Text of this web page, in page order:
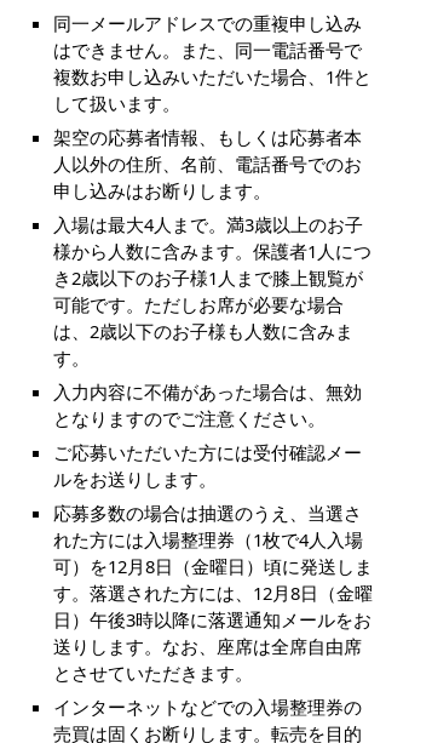
同一メールアドレスでの重複申し込み
はできません。また、同一電話番号で
複数お申し込みいただいた場合、1件と
して扱います。
架空の応募者情報、もしくは応募者本
人以外の住所、名前、電話番号でのお
申し込みはお断りします。
入場は最大4人まで。満3歳以上のお子
様から人数に含みます。保護者1人につ
き2歳以下のお子様1人まで膝上観覧が
可能です。ただしお席が必要な場合
は、2歳以下のお子様も人数に含みま
す。
入力内容に不備があった場合は、無効
となりますのでご注意ください。
ご応募いただいた方には受付確認メー
ルをお送りします。
応募多数の場合は抽選のうえ、当選さ
れた方には入場整理券（1枚で4人入場
可）を12月8日（金曜日）頃に発送しま
す。落選された方には、12月8日（金曜
日）午後3時以降に落選通知メールをお
送りします。なお、座席は全席自由席
とさせていただきます。
インターネットなどでの入場整理券の
売買は固くお断りします。転売を目的